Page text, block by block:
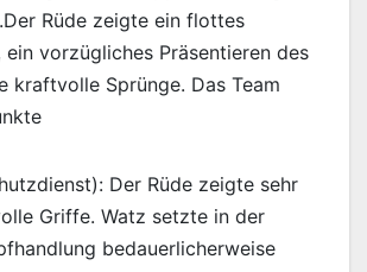
Rüde zeigte ein flottes
vorzügliches Präsentieren des
kraftvolle Sprünge. Das Team
Der Rüde zeigte sehr
Griffe. Watz setzte in der
bedauerlicherweise